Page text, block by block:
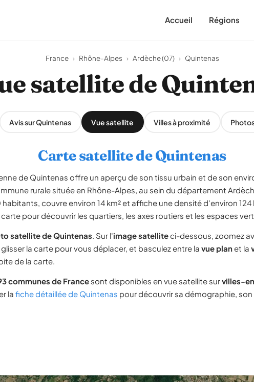
Accueil Régions
France › Rhône-Alpes › Ardèche (07) › Quintenas
satellite de
Avis sur Quintenas Vue satellite Villes à proximité
Carte satellite de Quintenas
de Quintenas offre un aperçu de son tissu urbain et de son
rurale située en Rhône-Alpes, au sein du département
couvre environ 14 km² et affiche une densité d'environ 124
pour découvrir les quartiers, les axes routiers et les espaces
satellite de Quintenas. Sur l'image satelliteci-dessous, zoomez
la carte pour vous déplacer, et basculez entre la vue planet la
de la carte.
communes de France sont disponibles en vue satellite survilles-
la fiche détaillée de Quintenas pour découvrir sa démographie, son